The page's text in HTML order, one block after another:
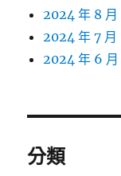
2024 年 8 月
2024 年 7 月
2024 年 6 月
分類